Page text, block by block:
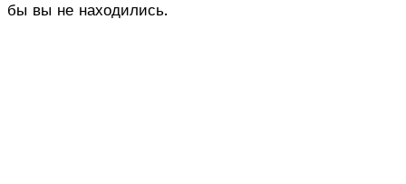
бы вы не находились.